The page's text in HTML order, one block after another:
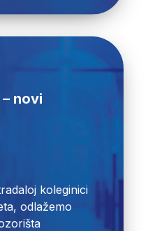
novi
koleginici
odlažemo